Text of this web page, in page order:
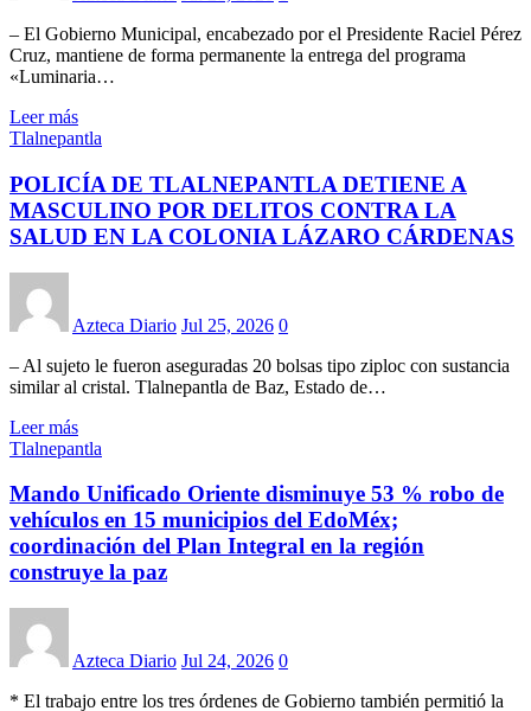
– El Gobierno Municipal, encabezado por el Presidente Raciel Pérez
Cruz, mantiene de forma permanente la entrega del programa
«Luminaria…
Leer más
Tlalnepantla
POLICÍA DE TLALNEPANTLA DETIENE A
MASCULINO POR DELITOS CONTRA LA
SALUD EN LA COLONIA LÁZARO CÁRDENAS
Azteca Diario Jul 25, 2026 0
– Al sujeto le fueron aseguradas 20 bolsas tipo ziploc con sustancia
similar al cristal. Tlalnepantla de Baz, Estado de…
Leer más
Tlalnepantla
Mando Unificado Oriente disminuye 53 % robo de
vehículos en 15 municipios del EdoMéx;
coordinación del Plan Integral en la región
construye la paz
Azteca Diario Jul 24, 2026 0
* El trabajo entre los tres órdenes de Gobierno también permitió la